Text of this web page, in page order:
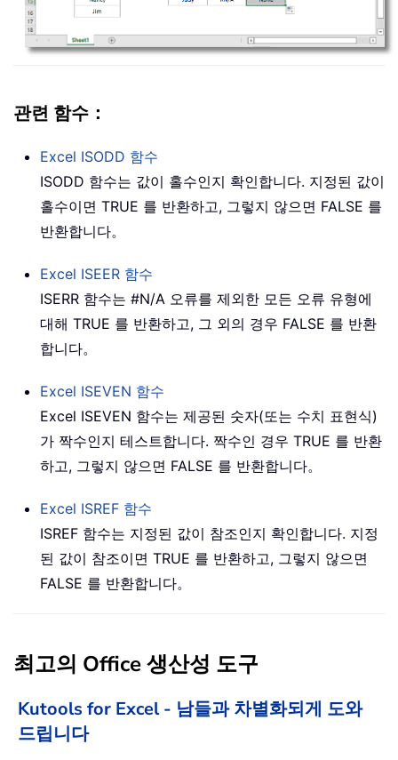
관련 함수：
Excel ISODD 함수
ISODD 함수는 값이 홀수인지 확인합니다. 지정된 값이
홀수이면 TRUE 를 반환하고, 그렇지 않으면 FALSE 를
반환합니다。
Excel ISEER 함수
ISERR 함수는 #N/A 오류를 제외한 모든 오류 유형에
대해 TRUE 를 반환하고, 그 외의 경우 FALSE 를 반환
합니다。
Excel ISEVEN 함수
Excel ISEVEN 함수는 제공된 숫자(또는 수치 표현식)
가 짝수인지 테스트합니다. 짝수인 경우 TRUE 를 반환
하고, 그렇지 않으면 FALSE 를 반환합니다。
Excel ISREF 함수
ISREF 함수는 지정된 값이 참조인지 확인합니다. 지정
된 값이 참조이면 TRUE 를 반환하고, 그렇지 않으면
FALSE 를 반환합니다。
최고의 Office 생산성 도구
Kutools for Excel - 남들과 차별화되게 도와
드립니다